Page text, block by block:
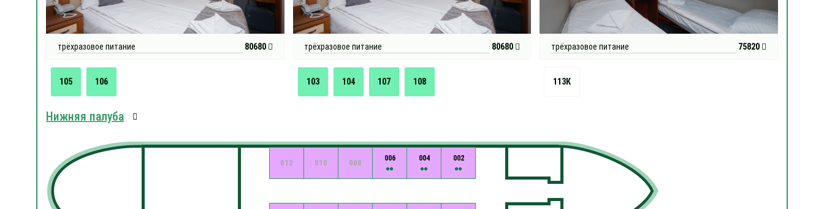
трёхразовое питание 80680
105 106
трёхразовое питание 80680
103 104 107 108
трёхразовое питание 75820
113К
Нижняя палуба
002
004
006
008
010
012